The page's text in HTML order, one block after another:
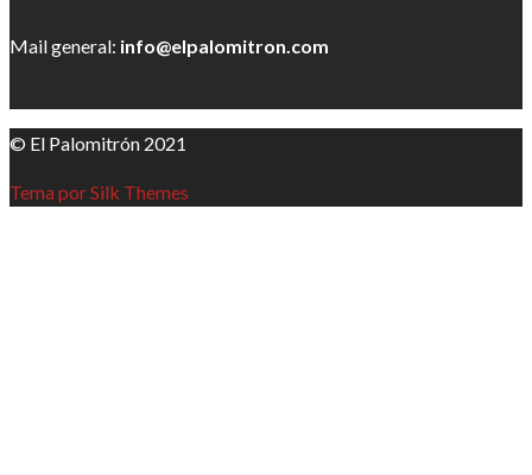
Mail general: info@elpalomitron.com
© El Palomitrón 2021
Tema por Silk Themes